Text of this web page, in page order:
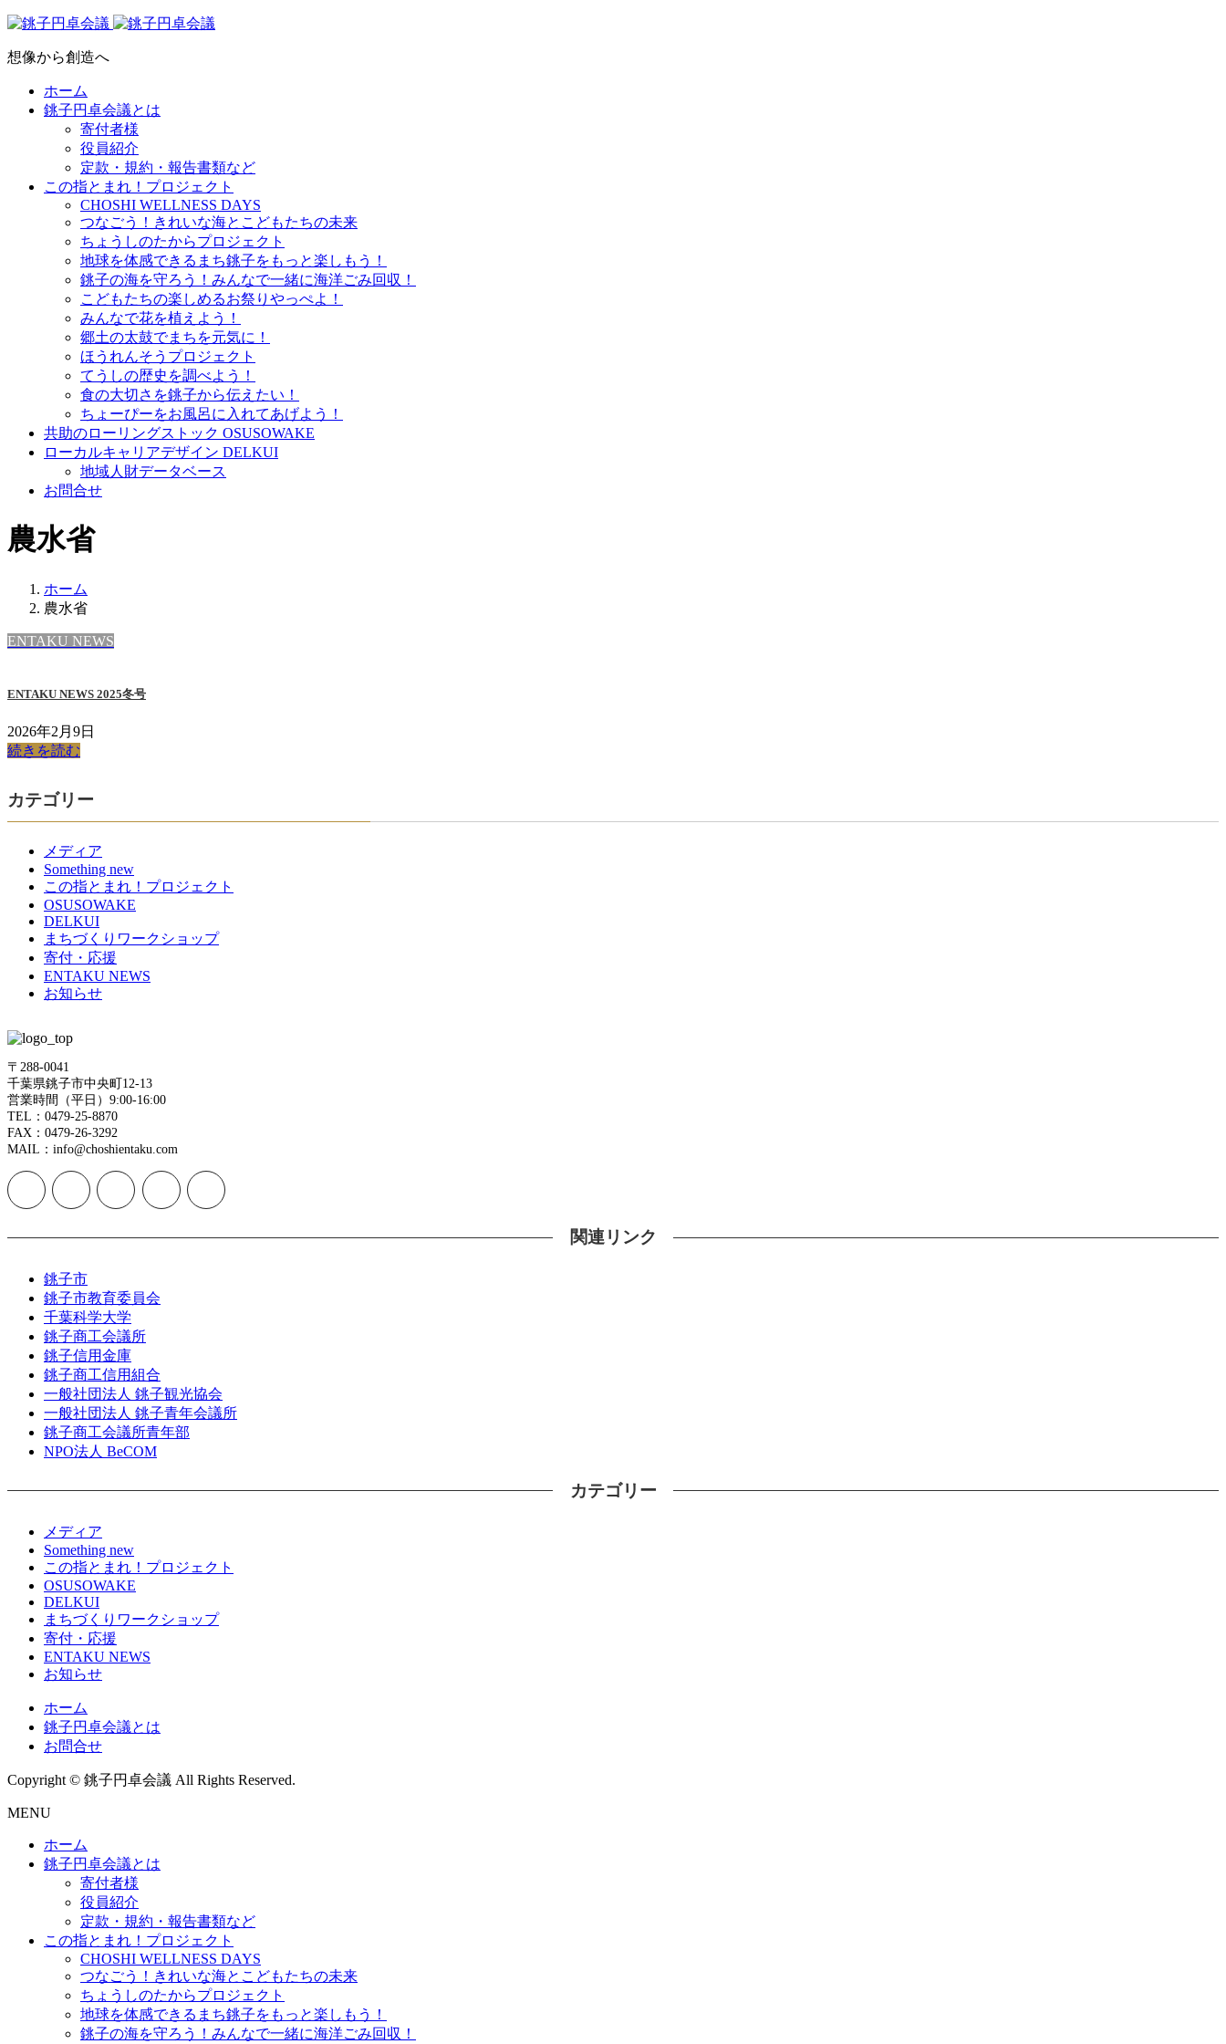
想像から創造へ
ホーム
銚子円卓会議とは
寄付者様
役員紹介
定款・規約・報告書類など
この指とまれ！プロジェクト
CHOSHI WELLNESS DAYS
つなごう！きれいな海とこどもたちの未来
ちょうしのたからプロジェクト
地球を体感できるまち銚子をもっと楽しもう！
銚子の海を守ろう！みんなで一緒に海洋ごみ回収！
こどもたちの楽しめるお祭りやっぺよ！
みんなで花を植えよう！
郷土の太鼓でまちを元気に！
ほうれんそうプロジェクト
てうしの歴史を調べよう！
食の大切さを銚子から伝えたい！
ちょーぴーをお風呂に入れてあげよう！
共助のローリングストック OSUSOWAKE
ローカルキャリアデザイン DELKUI
地域人財データベース
お問合せ
農水省
ホーム
農水省
ENTAKU NEWS
ENTAKU NEWS 2025冬号
2026年2月9日
続きを読む
カテゴリー
メディア
Something new
この指とまれ！プロジェクト
OSUSOWAKE
DELKUI
まちづくりワークショップ
寄付・応援
ENTAKU NEWS
お知らせ
〒288-0041
千葉県銚子市中央町12-13
営業時間（平日）9:00-16:00
TEL：0479-25-8870
FAX：0479-26-3292
MAIL：info@choshientaku.com
関連リンク
銚子市
銚子市教育委員会
千葉科学大学
銚子商工会議所
銚子信用金庫
銚子商工信用組合
一般社団法人 銚子観光協会
一般社団法人 銚子青年会議所
銚子商工会議所青年部
NPO法人 BeCOM
カテゴリー
メディア
Something new
この指とまれ！プロジェクト
OSUSOWAKE
DELKUI
まちづくりワークショップ
寄付・応援
ENTAKU NEWS
お知らせ
ホーム
銚子円卓会議とは
お問合せ
Copyright © 銚子円卓会議 All Rights Reserved.
MENU
ホーム
銚子円卓会議とは
寄付者様
役員紹介
定款・規約・報告書類など
この指とまれ！プロジェクト
CHOSHI WELLNESS DAYS
つなごう！きれいな海とこどもたちの未来
ちょうしのたからプロジェクト
地球を体感できるまち銚子をもっと楽しもう！
銚子の海を守ろう！みんなで一緒に海洋ごみ回収！